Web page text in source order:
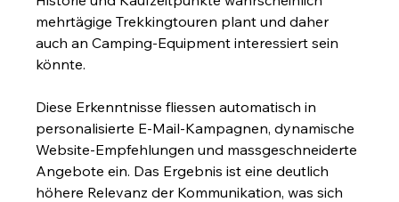
mehrtägige Trekkingtouren plant und daher
auch an Camping-Equipment interessiert sein
könnte.
Diese Erkenntnisse fliessen automatisch in
personalisierte E-Mail-Kampagnen, dynamische
Website-Empfehlungen und massgeschneiderte
Angebote ein. Das Ergebnis ist eine deutlich
höhere Relevanz der Kommunikation, was sich